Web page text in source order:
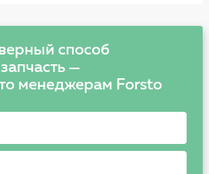
способ
—
менеджерам Forsto